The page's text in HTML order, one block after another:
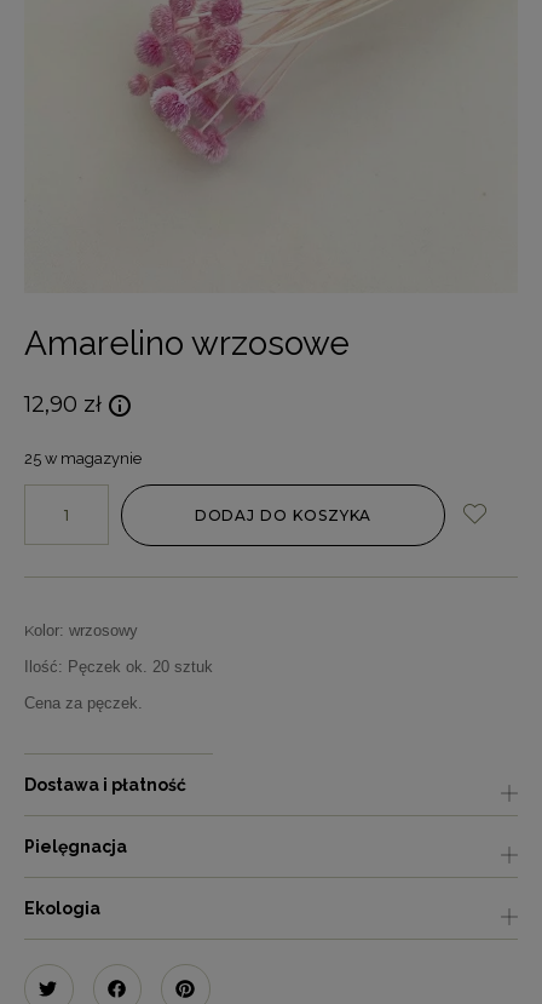
Amarelino wrzosowe
12,90 zł
25 w magazynie
DODAJ DO KOSZYKA
Kolor: wrzosowy
Ilość: Pęczek ok. 20 sztuk
Cena za pęczek.
Dostawa i płatność
Pielęgnacja
Ekologia